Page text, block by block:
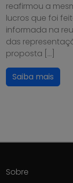
reafirmou a
lucros que foi
informada na
das
proposta […]
Saiba mais
Sobre